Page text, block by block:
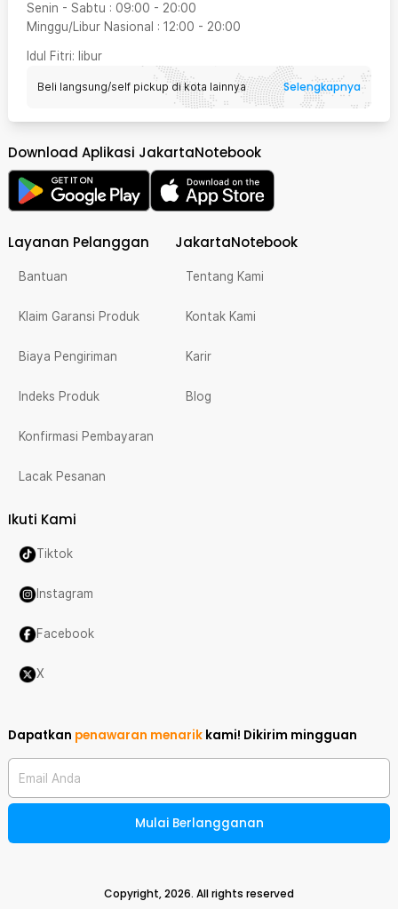
Senin - Sabtu : 09:00 - 20:00
Minggu/Libur Nasional : 12:00 - 20:00
Idul Fitri: libur
Beli langsung/self pickup di kota lainnya Selengkapnya
Download Aplikasi JakartaNotebook
Layanan Pelanggan
Bantuan
Klaim Garansi Produk
Biaya Pengiriman
Indeks Produk
Konfirmasi Pembayaran
Lacak Pesanan
JakartaNotebook
Tentang Kami
Kontak Kami
Karir
Blog
Ikuti Kami
Tiktok
Instagram
Facebook
X
Dapatkan penawaran menarik kami! Dikirim mingguan
Email Anda
Mulai Berlangganan
Copyright,2026. All rights reserved